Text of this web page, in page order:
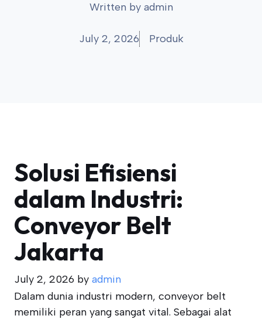
Written by admin
July 2, 2026 Produk
Solusi Efisiensi
dalam Industri:
Conveyor Belt
Jakarta
July 2, 2026 by admin
Dalam dunia industri modern, conveyor belt
memiliki peran yang sangat vital. Sebagai alat